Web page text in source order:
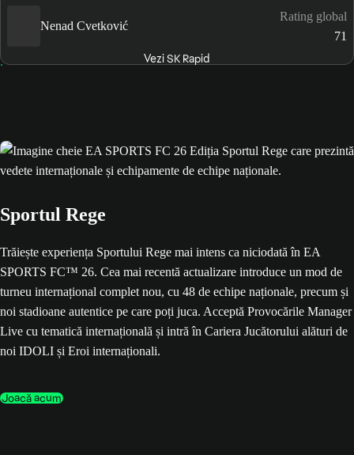
Nenad Cvetković
Rating global
71
Vezi SK Rapid
Sportul Rege
Trăiește experiența Sportului Rege mai intens ca niciodată în EA
SPORTS FC™ 26. Cea mai recentă actualizare introduce un mod de
turneu internațional complet nou, cu 48 de echipe naționale, precum și
noi stadioane autentice pe care poți juca. Acceptă Provocările Manager
Live cu tematică internațională și intră în Cariera Jucătorului alături de
noi IDOLI și Eroi internaționali.
Joacă acum